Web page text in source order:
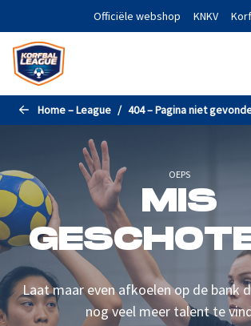
Naar de hoofdinhoud gaanOfficiële webshop KNKV
Home – League 404 – Pagina niet
OEPS
MIS
Laat maar even afkoelen op de bank
nog veel meer talent te